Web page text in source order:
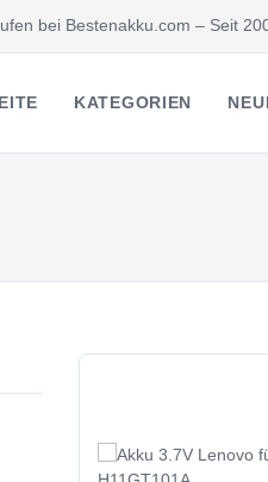
bei Bestenakku.com – Seit
KATEGORIEN